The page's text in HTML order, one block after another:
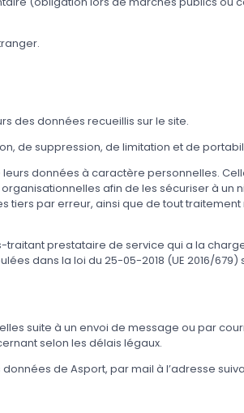
des données recueillis sur le site.
de suppression, de limitation et de
données à caractère personnelles.
afin de les sécuriser à un
tiers par erreur, ainsi que de tout
prestataire de service qui a la
dans la loi du 25-05-2018 (UE 2016/
suite à un envoi de message ou par
selon les délais légaux.
de Asport, par mail à l’adresse